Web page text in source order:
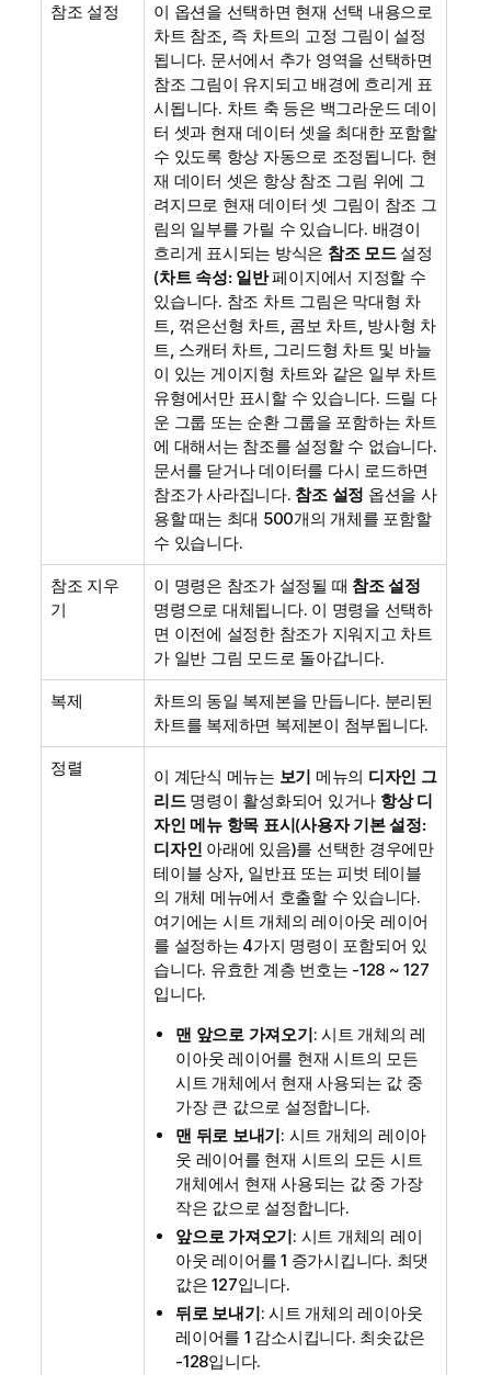
참조 설정
이 옵션을 선택하면 현재 선택 내용으로
차트 참조, 즉 차트의 고정 그림이 설정
됩니다. 문서에서 추가 영역을 선택하면
참조 그림이 유지되고 배경에 흐리게 표
시됩니다. 차트 축 등은 백그라운드 데이
터 셋과 현재 데이터 셋을 최대한 포함할
수 있도록 항상 자동으로 조정됩니다. 현
재 데이터 셋은 항상 참조 그림 위에 그
려지므로 현재 데이터 셋 그림이 참조 그
림의 일부를 가릴 수 있습니다. 배경이
흐리게 표시되는 방식은 참조 모드설정
(차트 속성: 일반페이지에서 지정할 수
있습니다. 참조 차트 그림은 막대형 차
트, 꺾은선형 차트, 콤보 차트, 방사형 차
트, 스캐터 차트, 그리드형 차트 및 바늘
이 있는 게이지형 차트와 같은 일부 차트
유형에서만 표시할 수 있습니다. 드릴 다
운 그룹 또는 순환 그룹을 포함하는 차트
에 대해서는 참조를 설정할 수 없습니다.
문서를 닫거나 데이터를 다시 로드하면
참조가 사라집니다. 참조 설정 옵션을 사
용할 때는 최대 500개의 개체를 포함할
수 있습니다.
참조 지우
기
이 명령은 참조가 설정될 때 참조 설정
명령으로 대체됩니다. 이 명령을 선택하
면 이전에 설정한 참조가 지워지고 차트
가 일반 그림 모드로 돌아갑니다.
복제
차트의 동일 복제본을 만듭니다. 분리된
차트를 복제하면 복제본이 첨부됩니다.
정렬 이 계단식 메뉴는 보기 메뉴의 디자인 그
리드명령이 활성화되어 있거나 항상 디
자인 메뉴 항목 표시(사용자 기본 설정:
디자인 아래에 있음)를 선택한 경우에만
테이블 상자, 일반표 또는 피벗 테이블
의 개체 메뉴에서 호출할 수 있습니다.
여기에는 시트 개체의 레이아웃 레이어
를 설정하는 4가지 명령이 포함되어 있
습니다. 유효한 계층 번호는 -128 ~ 127
입니다.
맨 앞으로 가져오기: 시트 개체의 레
이아웃 레이어를 현재 시트의 모든
시트 개체에서 현재 사용되는 값 중
가장 큰 값으로 설정합니다.
맨 뒤로 보내기: 시트 개체의 레이아
웃 레이어를 현재 시트의 모든 시트
개체에서 현재 사용되는 값 중 가장
작은 값으로 설정합니다.
앞으로 가져오기: 시트 개체의 레이
아웃 레이어를 1 증가시킵니다. 최댓
값은 127입니다.
뒤로 보내기: 시트 개체의 레이아웃
레이어를 1 감소시킵니다. 최솟값은
-128입니다.